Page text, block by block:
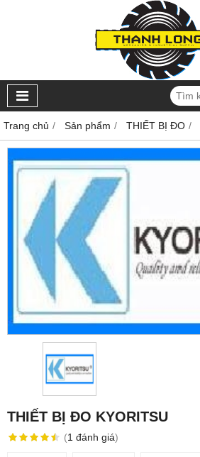
Trang chủ Sản phẩm THIẾT BỊ ĐO
THIẾT BỊ ĐO KYORITSU
(1 đánh giá)